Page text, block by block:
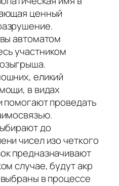
ценный
автоматом
участником
еликий
в видах
помогают проведать
до
чисел изо четкого
предназначивают
случае, будут акр
в процессе